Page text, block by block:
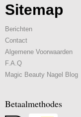
Sitemap
Berichten
Contact
Algemene Voorwaarden
F.A.Q
Magic Beauty Nagel Blog
Betaalmethodes